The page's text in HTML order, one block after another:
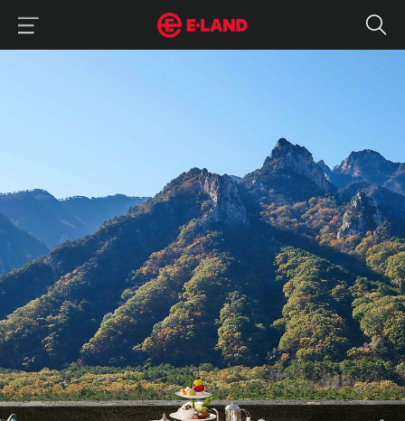
'2박 3일에 강원도 완전 정복하는 법' 강원도도 체류형 여행이 뜬다
매거진 상세보기